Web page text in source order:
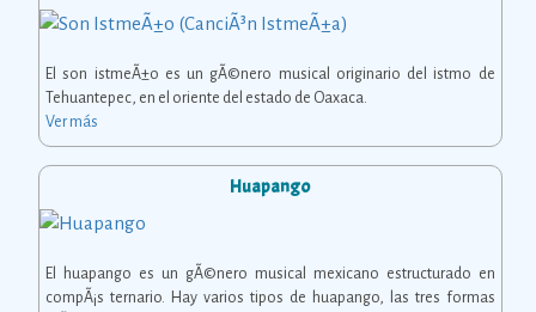
El son istmeÃ±o es un gÃ©nero musical originario del istmo de
Tehuantepec, en el oriente del estado de Oaxaca.
Ver más
Huapango
El huapango es un gÃ©nero musical mexicano estructurado en
compÃ¡s ternario. Hay varios tipos de huapango, las tres formas